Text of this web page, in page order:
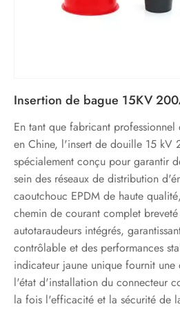
Insertion de bague 15KV
En tant que fabricant professionnel
en Chine, l'insert de douille 15 kV
spécialement conçu pour garantir
sein des réseaux de distribution
caoutchouc EPDM de haute
chemin de courant complet
autotaraudeurs intégrés,
contrôlable et des performances
indicateur jaune unique fournit
l'état d'installation du connecteur
la fois l'efficacité et la sécurité de